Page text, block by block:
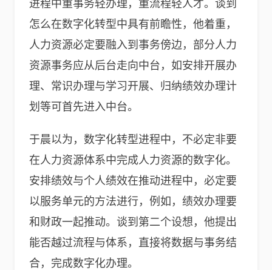
进程中重事务轻办理，重流程轻人才。谈到
怎么在数字化转型中具有前瞻性，他着重，
人力资源必定要融入到事务傍边，部分人力
资源事务应从后台走向中台，如安排开展办
理、常识办理与学习开展、归纳绩效办理计
划等可首先进入中台。
于晨以为，数字化转型进程中，不必定非要
在人力资源体系中完成人力资源的数字化。
安排绩效与个人绩效在推动进程中，必定要
以服务单元的方法进行，例如，绩效办理要
和财政一起推动。谈到第二个设想，他提出
能否越过流程与体系，直接将数据与事务结
合，完成数字化办理。